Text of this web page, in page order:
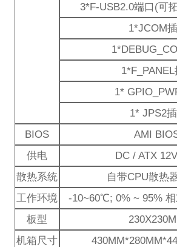
3*F-USB2.0端口(可
1*JCOM
1*
1* JPS2
BIOS
AMI
供电
DC / ATX
散热系统
自带CPU散热
工作环境
-10~60℃; 0% ~ 95%
板型
机箱尺寸